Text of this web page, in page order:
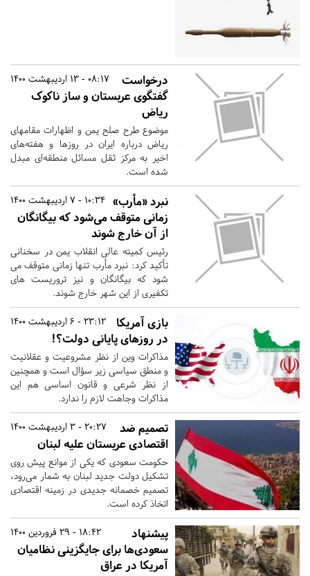
08:17 - 13 اردیبهشت 1400
درخواست
گفت‎گوی عربستان و ساز ناکوک
ریاض
موضوع طرح صلح یمن و اظهارات مقام‎های
ریاض درباره ایران در روزها و هفته‌های
اخیر به مرکز ثقل مسائل منطقه‌ای مبدل
شده است.
10:34 - 7 اردیبهشت 1400 نبرد «مأرب»
زمانی متوقف می‌شود که بیگانگان
از آن خارج شوند
رئیس کمیته عالی انقلاب یمن در سخنانی
تأکید کرد: نبرد مأرب تنها زمانی متوقف می
شود که بیگانگان و نیز تروریست های
تکفیری از این شهر خارج شوند.
23:12 - 6 اردیبهشت 1400
بازی آمریکا
در روزهای پایانی دولت؟!
مذاکرات وین از نظر مشروعیت و عقلانیت
و منطق سیاسی زیر سؤال است و همچنین
از نظر شرعی و قانون اساسی هم این
مذاکرات وجاهت لازم را ندارد.
20:27 - 3 اردیبهشت 1400
تصمیم ضد
اقتصادی عربستان علیه لبنان
حکومت سعودی که یکی از موانع پیش روی
تشکیل دولت جدید لبنان به شمار می‌رود،
تصمیم خصمانه‌ جدیدی در زمینه اقتصادی
اتخاذ کرده است.
18:42 - 29 فروردین 1400
پیشنهاد
سعودی‌ها برای جایگزینی نظامیان
آمریکا در عراق